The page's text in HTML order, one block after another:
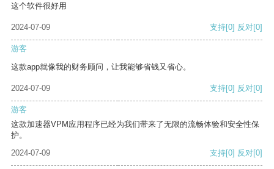
这个软件很好用
2024-07-09 支持[0] 反对[0]
游客
这款app就像我的财务顾问，让我能够省钱又省心。
2024-07-09 支持[0] 反对[0]
游客
这款加速器VPM应用程序已经为我们带来了无限的流畅体验和安全性保
护。
2024-07-09
支持[0] 反对[0]